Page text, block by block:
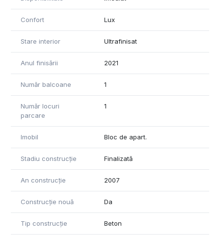
Confort Lux
Stare interior Ultrafinisat
Anul finisării 2021
Număr balcoane 1
Număr locuri
parcare
1
Imobil Bloc de apart.
Stadiu construcție Finalizată
An construcție 2007
Construcție nouă Da
Tip construcție Beton